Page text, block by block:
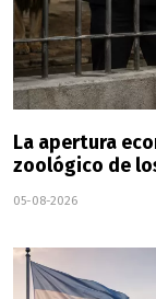
La apertura
zoológico de
05-08-2026